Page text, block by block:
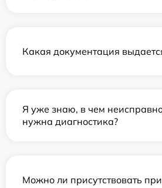
Какая документация
Я уже знаю, в чем
нужна диагностика?
Можно ли присутствовать